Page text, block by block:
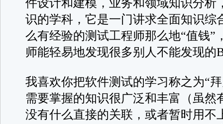
件设计和建模，业务和领域知识分析
识的学科，它是一门讲求全面知识综
么有经验的测试工程师那么地“值钱”
师能轻易地发现很多别人不能发现的
我喜欢你把软件测试的学习称之为“
需要掌握的知识很广泛和丰富（虽然
没有什么直接的关联，或者暂时用不